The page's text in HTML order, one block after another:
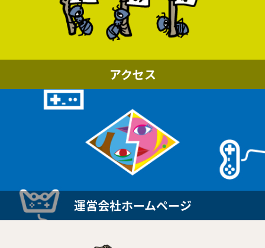
アクセス
運営会社ホームページ